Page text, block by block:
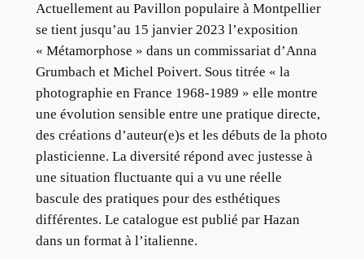
Actuellement au Pavillon populaire à Montpellier
se tient jusqu’au 15 janvier 2023 l’exposition
« Métamorphose » dans un commissariat d’Anna
Grumbach et Michel Poivert. Sous titrée « la
photographie en France 1968-1989 » elle montre
une évolution sensible entre une pratique directe,
des créations d’auteur(e)s et les débuts de la photo
plasticienne. La diversité répond avec justesse à
une situation fluctuante qui a vu une réelle
bascule des pratiques pour des esthétiques
différentes. Le catalogue est publié par Hazan
dans un format à l’italienne.